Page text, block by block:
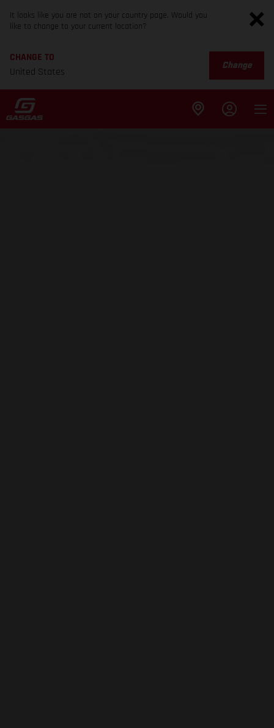
It looks like you are not on your country page. Would you
like to change to your current location?
CHANGE TO
United States
Change